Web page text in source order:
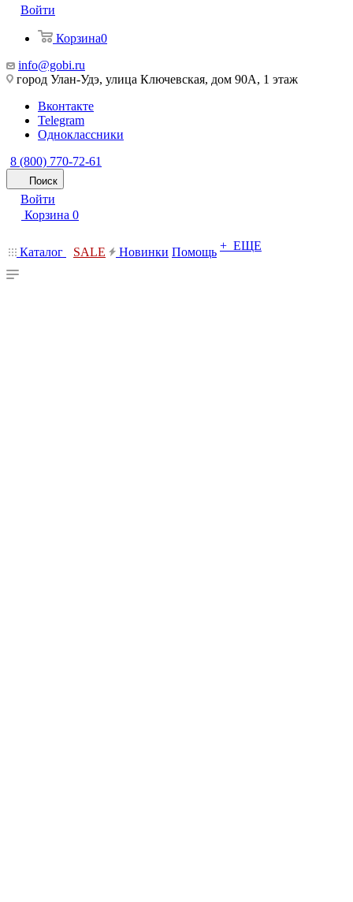
Войти
Корзина0
info@gobi.ru
город Улан-Удэ, улица Ключевская, дом 90А, 1 этаж
Вконтакте
Telegram
Одноклассники
8 (800) 770-72-61
Поиск
Войти
Корзина 0
Каталог SALE Новинки Помощь + ЕЩЕ